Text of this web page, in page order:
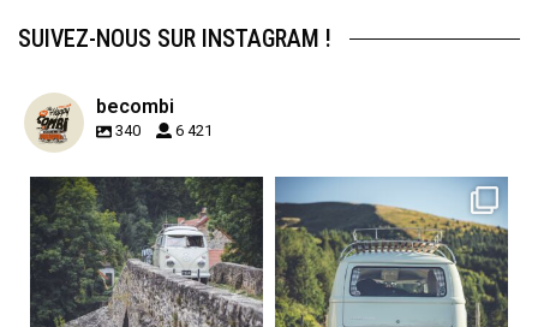
SUIVEZ-NOUS SUR INSTAGRAM !
becombi
340 6 421
becombi